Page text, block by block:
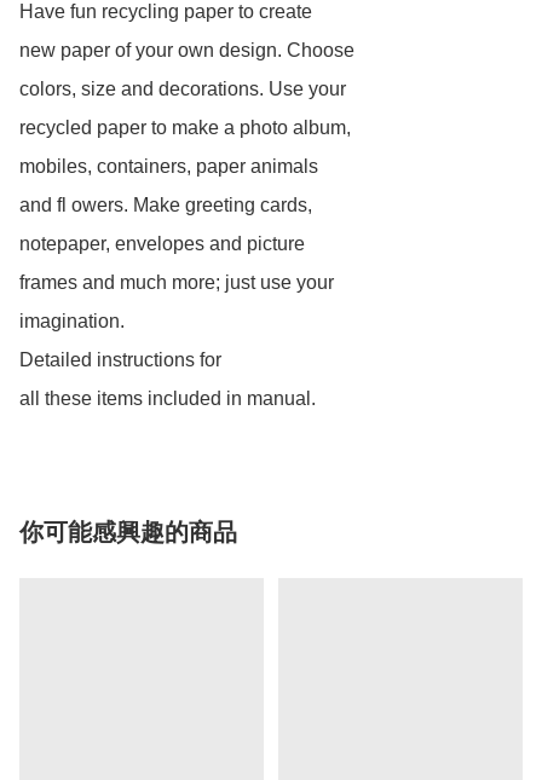
Have fun recycling paper to create
new paper of your own design. Choose
colors, size and decorations. Use your
recycled paper to make a photo album,
mobiles, containers, paper animals
and fl owers. Make greeting cards,
notepaper, envelopes and picture
frames and much more; just use your
imagination.
Detailed instructions for
你可能感興趣的商品